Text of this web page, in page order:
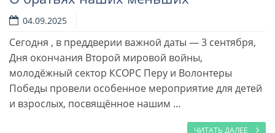
Читать далее
04.09.2025
Сегодня , в преддверии важной даты — 3 сентября,
Дня окончания Второй мировой войны,
молодёжный сектор КСОРС Перу и Волонтеры
Победы провели особенное мероприятие для детей
и взрослых, посвящённое нашим …
ЧИТАТЬ ДАЛЕЕ